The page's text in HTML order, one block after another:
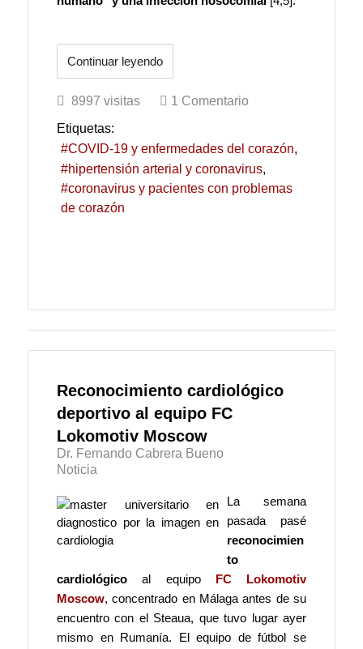
Continuar leyendo
8997 visitas
1 Comentario
Etiquetas:
COVID-19 y enfermedades del corazón
hipertensión arterial y coronavirus
coronavirus y pacientes con problemas
de corazón
Reconocimiento cardiológico
deportivo al equipo FC
Lokomotiv Moscow
Dr. Fernando Cabrera Bueno
Noticia
La semana
pasada pasé
reconocimien
to
cardiológico al equipo
FC Lokomotiv
Moscow, concentrado en Málaga antes de su
encuentro con el Steaua, que tuvo lugar ayer
mismo en Rumanía. El equipo de fútbol se